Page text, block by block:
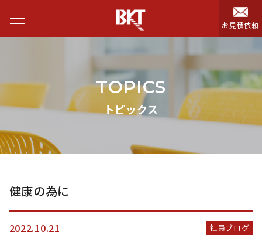
お見積依頼
TOPICS
トピックス
健康の為に
2022.10.21 社員ブログ